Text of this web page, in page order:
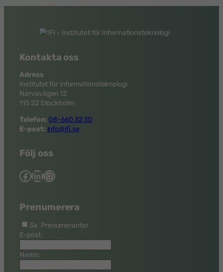
Kontakta oss
Adress
Institutet för informationsteknologi
Narvavägen 12
115 22 Stockholm
Telefon: 08-660 32 30
E-post: info@ifi.se
Följ oss
Facebook LinkedIn Instagram
Prenumerera
3a. Prenumeranter
E-post:
Namn: